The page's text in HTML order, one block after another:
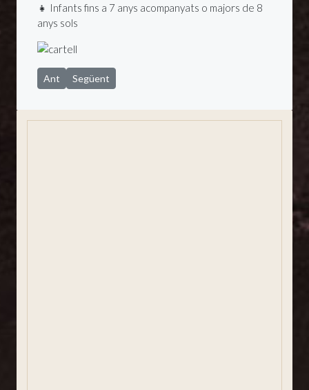
👧 Infants fins a 7 anys acompanyats o majors de 8
anys sols
Article anterior: Anoteu la data: l'11 de juliol, arriba la Rural
Ant Article següent: L’Ajuntament impulsa un estudi
Següent